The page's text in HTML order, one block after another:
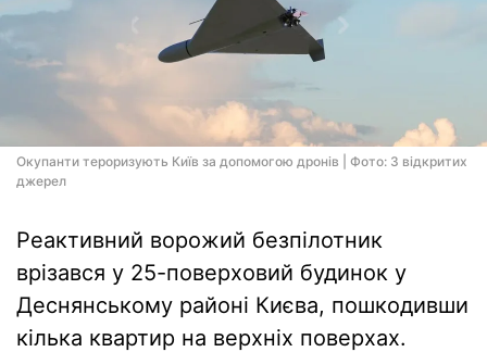
Окупанти тероризують Київ за допомогою дронів | Фото: З відкритих
джерел
Реактивний ворожий безпілотник
врізався у 25-поверховий будинок у
Деснянському районі Києва, пошкодивши
кілька квартир на верхніх поверхах.